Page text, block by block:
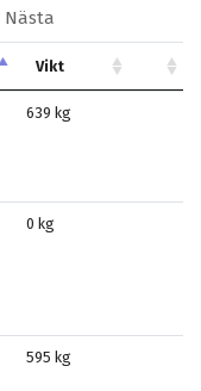
Nästa
Vikt
639 kg
0 kg
595 kg